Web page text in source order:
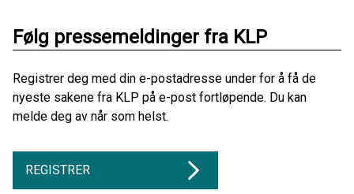
Følg pressemeldinger fra KLP
Registrer deg med din e-postadresse under for å få de
nyeste sakene fra KLP på e-post fortløpende. Du kan
melde deg av når som helst.
REGISTRER